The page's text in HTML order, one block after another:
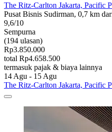
The Ritz-Carlton Jakarta, Pacific
Pusat Bisnis Sudirman, 0,7 km
9,6/10
Sempurna
(194 ulasan)
Rp3.850.000
total Rp4.658.500
termasuk pajak & biaya lainnya
14 Agu - 15 Agu
The Ritz-Carlton Jakarta, Pacific